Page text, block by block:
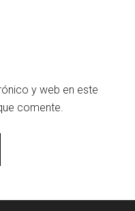
y web en este
comente.